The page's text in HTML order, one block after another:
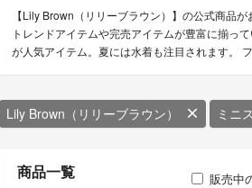
【Lily Brown（リリーブラウン）】の公式商品
トレンドアイテムや完売アイテムが豊富に揃っ
が人気アイテム。夏には水着も注目されます。
Lily Brown（リリーブラウン） ミニ
商品一覧 販売中